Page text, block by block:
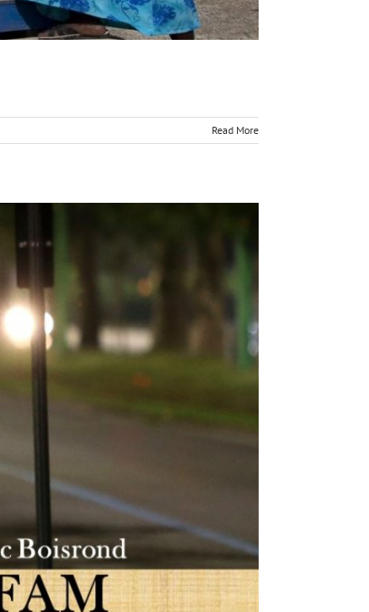
Read More